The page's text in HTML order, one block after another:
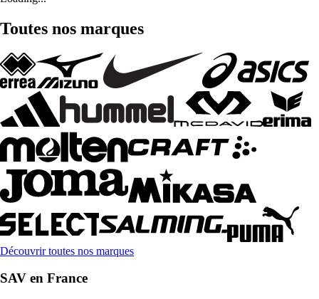
Toutes nos marques
Découvrir toutes nos marques
SAV en France